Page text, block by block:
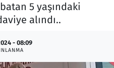
5 yaşındaki
alındı..
- 08:09